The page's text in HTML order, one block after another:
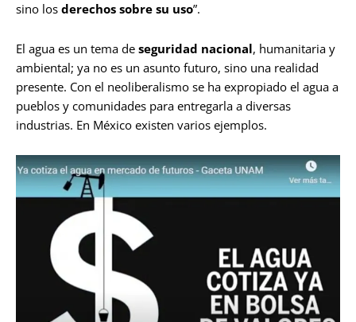
sino los derechos sobre su uso”.
El agua es un tema de seguridad nacional, humanitaria y
ambiental; ya no es un asunto futuro, sino una realidad
presente. Con el neoliberalismo se ha expropiado el agua a
pueblos y comunidades para entregarla a diversas
industrias. En México existen varios ejemplos.